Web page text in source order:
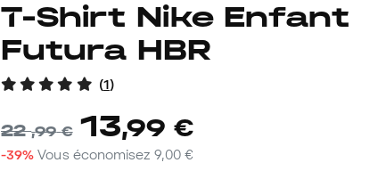
T-Shirt Nike Enfant
Futura HBR
(1)
22,99 € 13,99 €
-39% Vous économisez 9,00 €